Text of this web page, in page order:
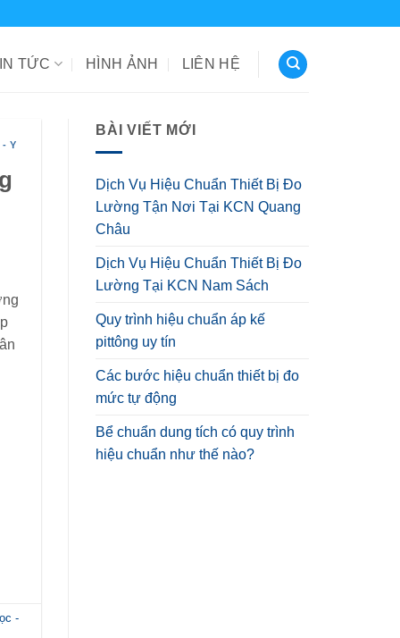
TỨC HÌNH ẢNH LIÊN HỆ
- Y
-
BÀI VIẾT MỚI
Dịch Vụ Hiệu Chuẩn Thiết Bị Đo
Lường Tận Nơi Tại KCN Quang
Châu
Dịch Vụ Hiệu Chuẩn Thiết Bị Đo
Lường Tại KCN Nam Sách
Quy trình hiệu chuẩn áp kế
pittông uy tín
Các bước hiệu chuẩn thiết bị đo
mức tự động
Bể chuẩn dung tích có quy trình
hiệu chuẩn như thế nào?